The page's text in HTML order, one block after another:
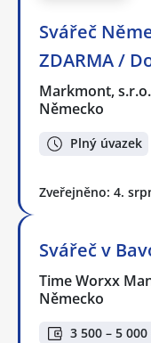
Svářeč
ZDARMA /
Markmont, s.r.o.
Německo
Plný úvazek
Zveřejněno: 4.
Svářeč v
Time Worxx
Německo
3 500 – 5 000